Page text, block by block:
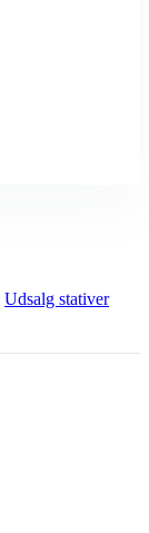
Udsalg stativer